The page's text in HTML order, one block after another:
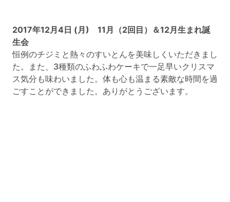
2017年12月4日 (月) 11月（2回目）＆12月生まれ誕
生会
恒例のチジミと熱々のすいとんを美味しくいただきまし
た。また、3種類のふわふわケーキで一足早いクリスマ
ス気分も味わいました。体も心も温まる素敵な時間を過
ごすことができました。ありがとうございます。